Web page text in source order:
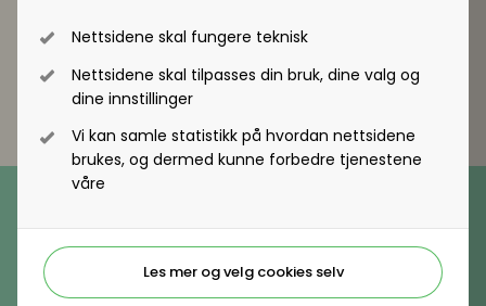
Nettsidene skal fungere teknisk
Nettsidene skal tilpasses din bruk, dine valg og
dine innstillinger
Vi kan samle statistikk på hvordan nettsidene
brukes, og dermed kunne forbedre tjenestene
våre
Les mer og velg cookies selv
Telefon
E-post
hrnorge@hrnorge.no